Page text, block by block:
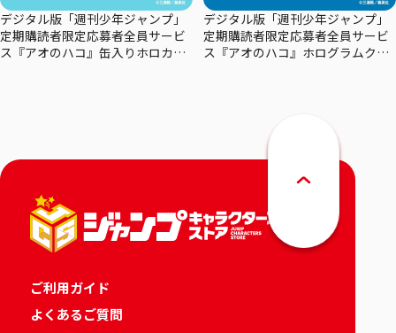
デジタル版「週刊少年ジャンプ」
定期購読者限定応募者全員サービ
ス『アオのハコ』缶入りホロカー
デジタル版「週刊少年ジャンプ」
定期購読者限定応募者全員サービ
ス『アオのハコ』ホログラムクリ
ご利用ガイド
よくあるご質問